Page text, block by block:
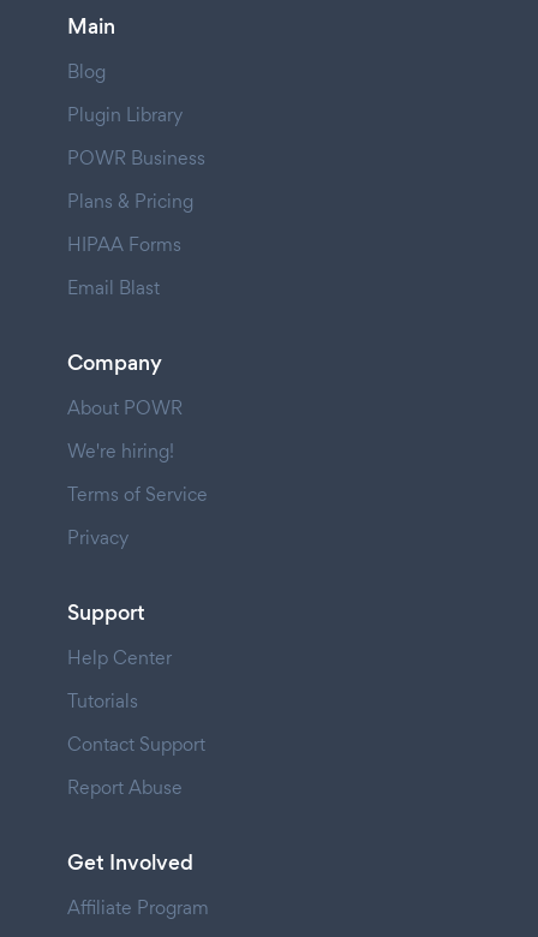
Main
Blog
Plugin Library
POWR Business
Plans & Pricing
HIPAA Forms
Email Blast
Company
About POWR
We're hiring!
Terms of Service
Privacy
Support
Help Center
Tutorials
Contact Support
Report Abuse
Get Involved
Affiliate Program